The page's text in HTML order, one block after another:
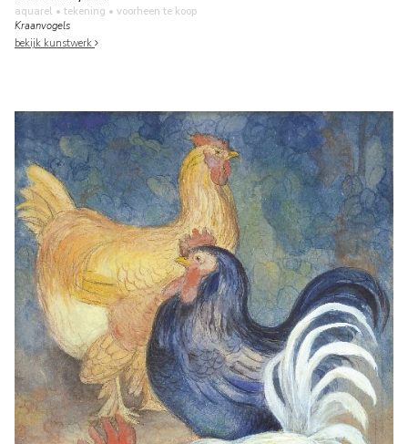
aquarel • tekening • voorheen te koop
Kraanvogels
bekijk kunstwerk